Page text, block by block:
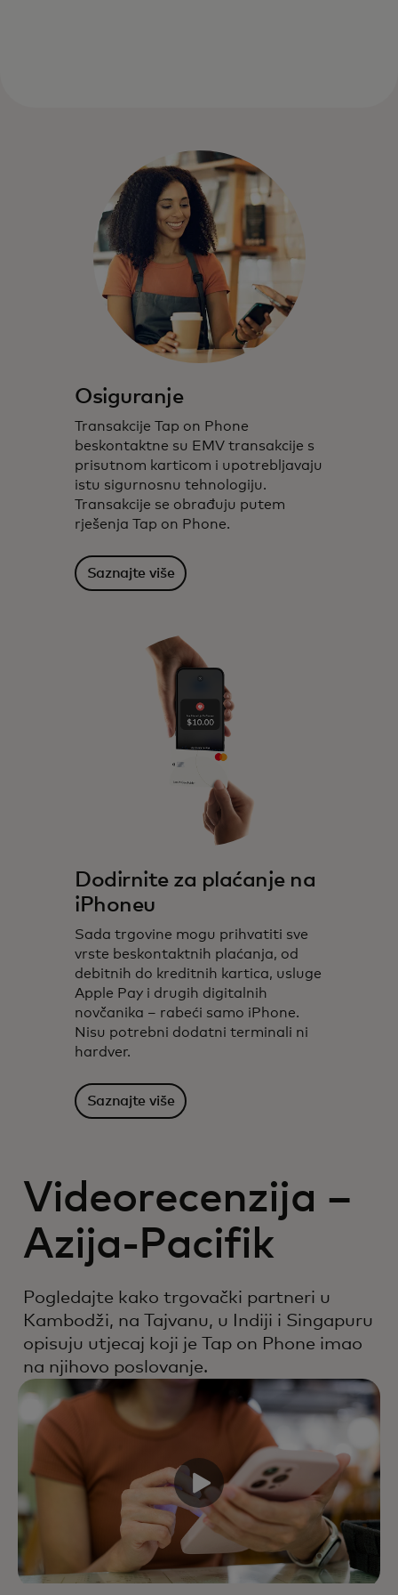
Osiguranje
Transakcije Tap on Phone
beskontaktne su EMV transakcije s
prisutnom karticom i upotrebljavaju
istu sigurnosnu tehnologiju.
Transakcije se obrađuju putem
rješenja Tap on Phone.
Saznajte više
Dodirnite za plaćanje na
iPhoneu
Sada trgovine mogu prihvatiti sve
vrste beskontaktnih plaćanja, od
debitnih do kreditnih kartica, usluge
Apple Pay i drugih digitalnih
novčanika – rabeći samo iPhone.
Nisu potrebni dodatni terminali ni
hardver.
Saznajte više
Videorecenzija –
Azija-Pacifik
Pogledajte kako trgovački partneri u
Kambodži, na Tajvanu, u Indiji i Singapuru
opisuju utjecaj koji je Tap on Phone imao
na njihovo poslovanje.